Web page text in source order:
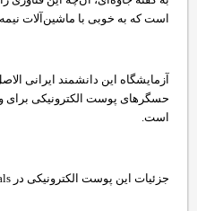
است که به خوبی با ماشین‌آلات
آزمایشگاه این دانشمند ایرانی
حسگرهای پوست الکترونیکی برای
است.
جزئیات این پوست الکترونیکی در Nature Materials منتشر شد.